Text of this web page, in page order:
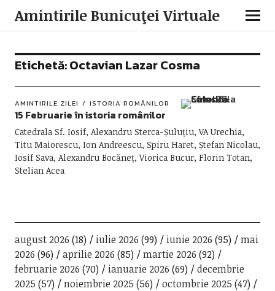
Amintirile Bunicuţei Virtuale
Etichetă:Octavian Lazar Cosma
AMINTIRILE ZILEI ISTORIA ROMÂNILOR
15 Februarie în istoria românilor
Catedrala Sf. Iosif, Alexandru Sterca-Șuluțiu, VA Urechia,
Titu Maiorescu, Ion Andreescu, Spiru Haret, Ștefan Nicolau,
Iosif Sava, Alexandru Bocăneț, Viorica Bucur, Florin Totan,
Stelian Acea
august 2026 (18) iulie 2026 (99) iunie 2026 (95)
mai
2026 (96) aprilie 2026 (85) martie 2026 (92)
februarie 2026 (70) ianuarie 2026 (69)
decembrie
2025 (57) noiembrie 2025 (56) octombrie 2025 (47)